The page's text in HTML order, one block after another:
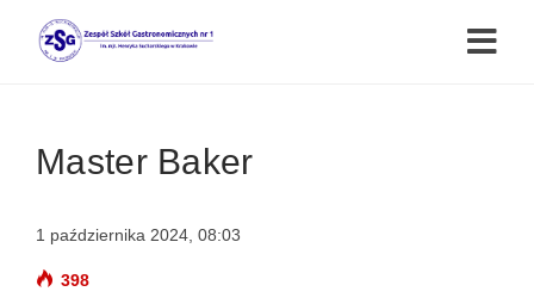
Master Baker
1 października 2024, 08:03
398